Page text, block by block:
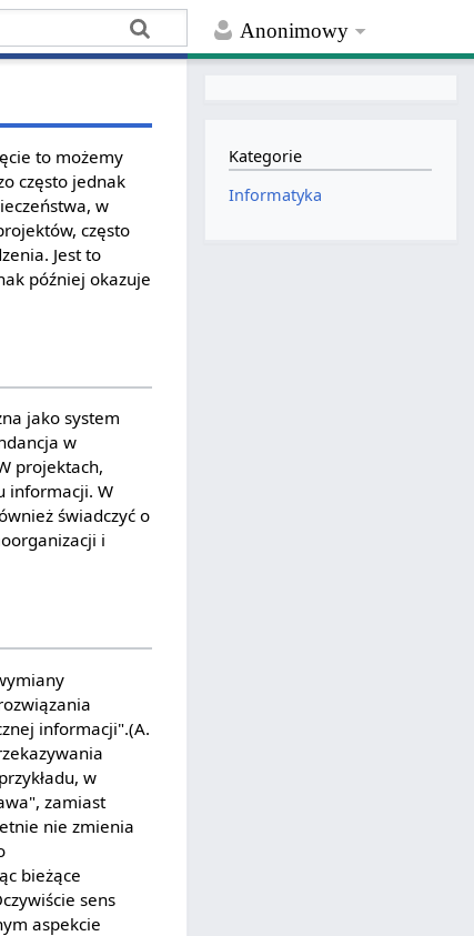
Anonimowy
to możemy
często jednak
w
często
Jest to
później okazuje
jako system
w
projektach,
informacji. W
świadczyć o
i
informacji".(A.
w
zamiast
nie zmienia
bieżące
sens
aspekcie
Kategorie
Informatyka